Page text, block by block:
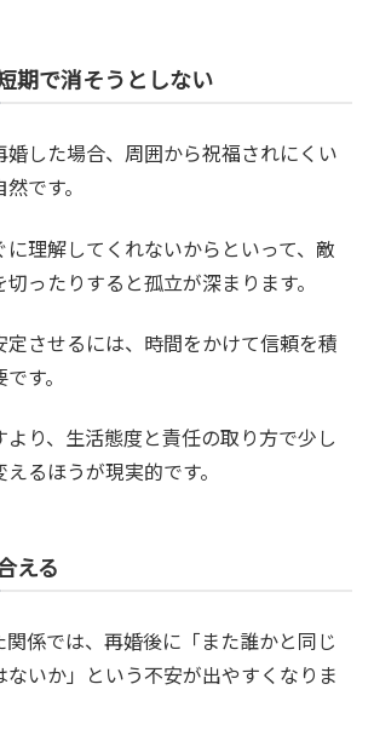
期で消そうとしない
婚した場合、周囲から祝福されにくい
です。
理解してくれないからといって、敵
ったりすると孤立が深まります。
させるには、時間をかけて信頼を積
す。
り、生活態度と責任の取り方で少し
るほうが現実的です。
える
係では、再婚後に「また誰かと同じ
ないか」という不安が出やすくなりま